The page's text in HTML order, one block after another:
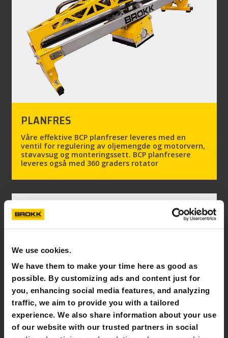
We use cookies.
We have them to make your time here as good as
possible. By customizing ads and content just for
you, enhancing social media features, and analyzing
traffic, we aim to provide you with a tailored
experience. We also share information about your use
of our website with our trusted partners in social
PLANFRES
Våre effektive BCP planfreser leveres med en
ventil for regulering av oljemengde og motorvern,
støvavsug og monteringssett. BCP planfresere
leveres også med 360 graders rotator